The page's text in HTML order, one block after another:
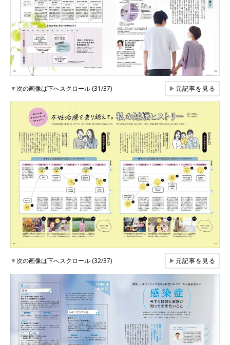
▼次の画像は下へスクロール (31/37) ▶元記事を見る
▼次の画像は下へスクロール (32/37) ▶元記事を見る